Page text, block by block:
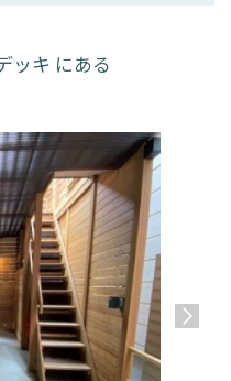
ッキ にある